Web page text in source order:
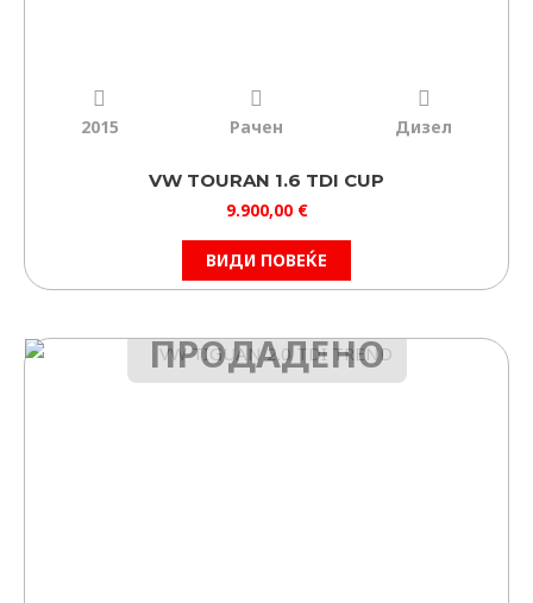
2015 Рачен Дизел
VW TOURAN 1.6 TDI CUP
9.900,00 €
ВИДИ ПОВЕЌЕ
ПРОДАДЕНО